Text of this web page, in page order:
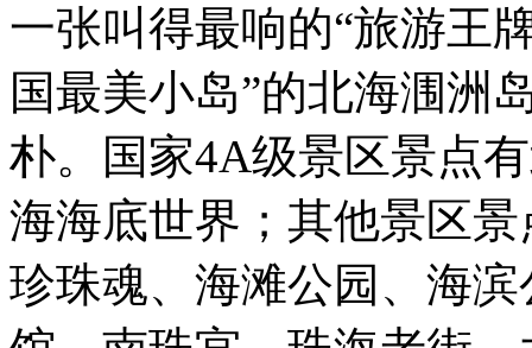
一张叫得最响的“旅游王
国最美小岛”的北海涠洲
朴。国家4A级景区景点
海海底世界；其他景区
珍珠魂、海滩公园、海